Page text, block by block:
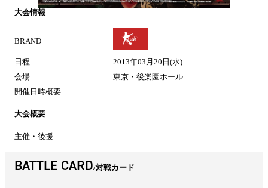
大会情報
BRAND
日程
2013年03月20日(水)
会場
東京・後楽園ホール
開催日時概要
大会概要
主催・後援
BATTLE CARD 対戦カード